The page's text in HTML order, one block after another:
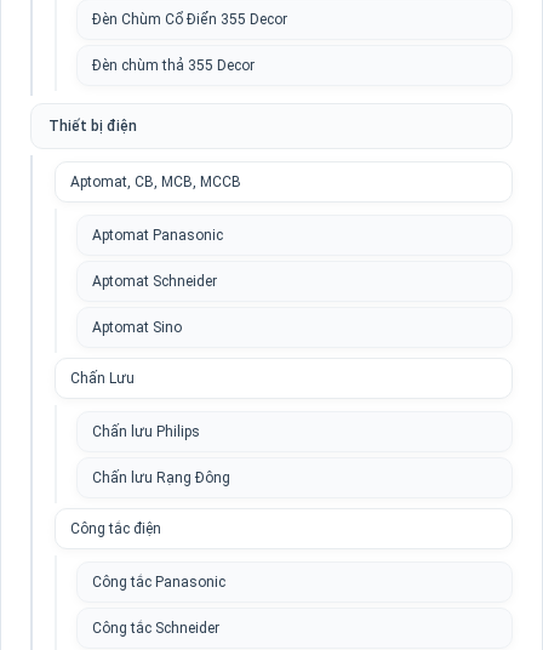
Đèn Chùm Cổ Điển 355 Decor
Đèn chùm thả 355 Decor
Thiết bị điện
Aptomat, CB, MCB, MCCB
Aptomat Panasonic
Aptomat Schneider
Aptomat Sino
Chấn Lưu
Chấn lưu Philips
Chấn lưu Rạng Đông
Công tắc điện
Công tắc Panasonic
Công tắc Schneider